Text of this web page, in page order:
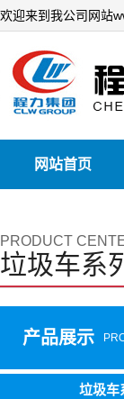
欢迎来到我公司网站
网站首页
PRODUCT
垃圾车系
产品展示
垃圾车